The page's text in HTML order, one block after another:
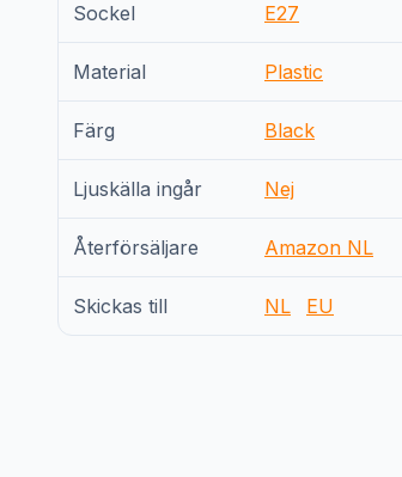
Sockel E27
Material Plastic
Färg Black
Ljuskälla ingår Nej
Återförsäljare Amazon NL
Skickas till NL EU